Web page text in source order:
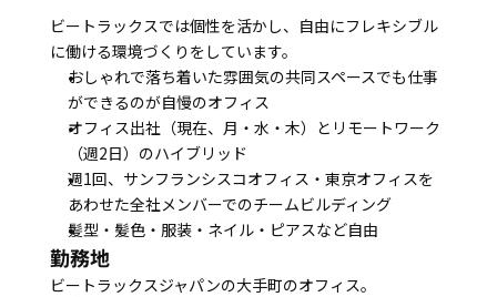
ビートラックスでは個性を活かし、自由にフレキシブル
に働ける環境づくりをしています。
おしゃれで落ち着いた雰囲気の共同スペースでも仕事
ができるのが自慢のオフィス
オフィス出社（現在、月・水・木）とリモートワーク
（週2日）のハイブリッド
週1回、サンフランシスコオフィス・東京オフィスを
あわせた全社メンバーでのチームビルディング
髪型・髪色・服装・ネイル・ピアスなど自由
勤務地
ビートラックスジャパンの大手町のオフィス。